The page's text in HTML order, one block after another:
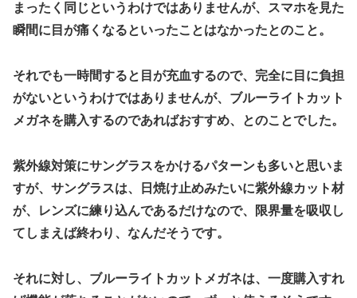
まったく同じというわけではありませんが、スマホを見た
瞬間に目が痛くなるといったことはなかったとのこと。
それでも一時間すると目が充血するので、完全に目に負担
がないというわけではありませんが、ブルーライトカット
メガネを購入するのであればおすすめ、とのことでした。
紫外線対策にサングラスをかけるパターンも多いと思いま
すが、 サングラスは、日焼け止めみたいに紫外線カット材
が、レンズに練り込んであるだけなので、限界量を吸収し
てしまえば終わり、 なんだそうです。
それに対し、ブルーライトカットメガネは、一度購入すれ